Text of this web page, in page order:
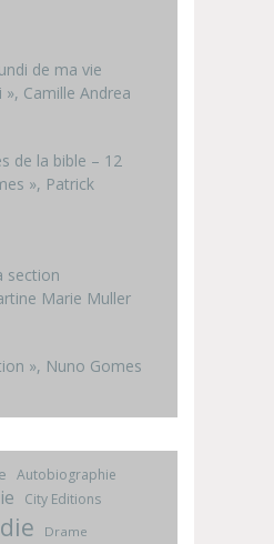
de ma vie
Camille Andrea
de la bible – 12
», Patrick
section
Marie Muller
», Nuno Gomes
Autobiographie
City Editions
Drame